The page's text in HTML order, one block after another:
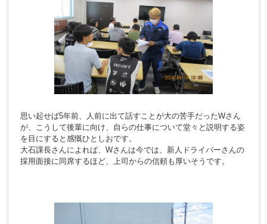
思い起せば5年前、人前に出て話すことが大の苦手だったWさん
が、こうして後輩に向け、自らの仕事について堂々と説明する姿
を目にすると感慨ひとしおです。
大石課長さんによれば、Wさんは今では、新人ドライバーさんの
採用面接に同席するほど、上司からの信頼も厚いそうです。